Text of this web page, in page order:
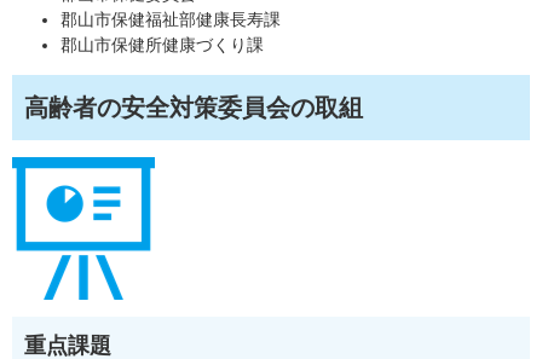
郡山市保健福祉部健康長寿課
郡山市保健所健康づくり課
高齢者の安全対策委員会の取組
重点課題